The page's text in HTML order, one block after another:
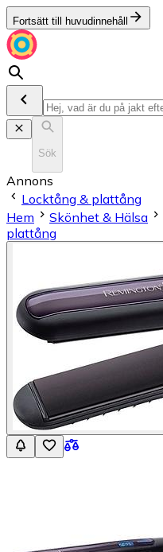
Fortsätt till huvudinnehåll
Sök
Annons
Locktång & plattång
Hem
Skönhet & Hälsa
plattång